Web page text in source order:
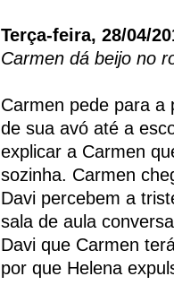
Terça-feira, 28/04/
Carmen dá beijo no
Carmen pede para a
de sua avó até a
explicar a Carmen
sozinha. Carmen
Davi percebem a
sala de aula
Davi que Carmen
por que Helena